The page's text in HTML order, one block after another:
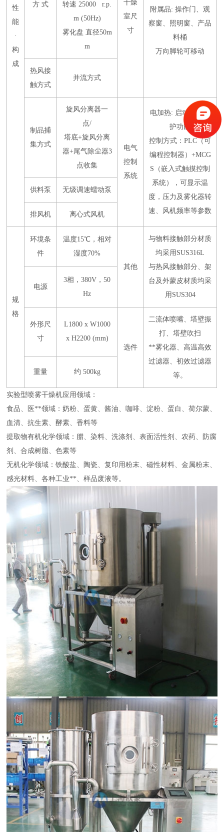
性
能
·
构
成
方 式
转速 25000 r.p.
m (50Hz)
雾化盘 直径50m
m
干燥
室尺
寸
附属品: 操作门、观
察窗、照明窗、产品
料桶
万向脚轮可移动
热风接
触方式
并流方式
制品捕
集方式
旋风分离器一
点/
塔底+旋风分离
器+尾气除尘器3
点收集
电气
控制
系统
电加热: 启动联锁保
护功能
控制方式：PLC（可
编程控制器）+MCG
S（嵌入式触摸控制
系统），可显示温
度，压力及雾化器转
速、风机频率等参数
供料泵 无级调速蠕动泵
排风机 离心式风机
规
格
环境条
件
温度15℃，相对
湿度70%
其他
与物料接触部分材质
均采用SUS316L
与热风接触部分、架
台及外蒙皮材质均采
用SUS304
电源
3相，380V，50
Hz
外形尺
寸
L1800 x W1000
x H2200 (mm)
选件
二流体喷嘴、塔壁振
打、塔壁吹扫
**雾化器、高温高效
过滤器、初效过滤器
等。
重量 约 500kg
实验型喷雾干燥机应用领域：
食品、医**领域：奶粉、蛋黄、酱油、咖啡、淀粉、蛋白、荷尔蒙、
血清、抗生素、酵素、香料等
提取物有机化学领域：腊、染料、洗涤剂、表面活性剂、农药、防腐
剂、合成树脂、色素等
无机化学领域：铁酸盐、陶瓷、复印用粉末、磁性材料、金属粉末、
感光材料、各种工业**、样品废液等。